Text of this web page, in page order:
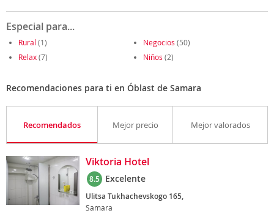
Especial para...
Rural (1) Negocios (50)
Relax(7) Niños (2)
Recomendaciones para ti en Óblast de Samara
Recomendados Mejor precio Mejor valorados
Viktoria Hotel
8.5 Excelente
Ulitsa Tukhachevskogo 165,
Samara